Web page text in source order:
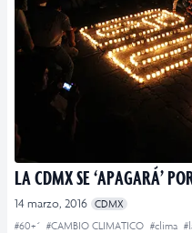
LA CDMX SE ‘APAGARÁ’
14 marzo, 2016 CDMX
#60+´ #CAMBIO CLIMATICO #clima